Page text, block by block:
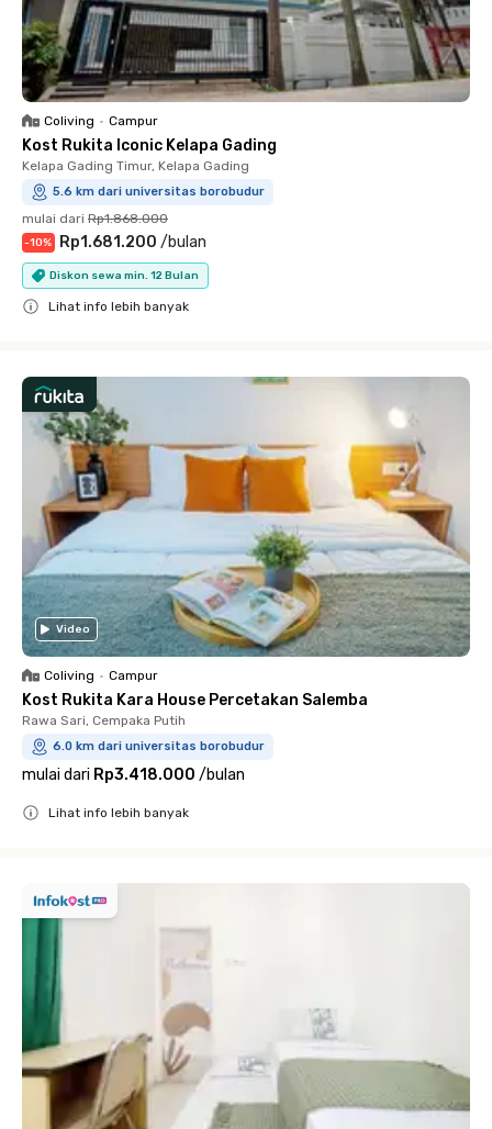
Coliving • Campur
Kost Rukita Iconic Kelapa Gading
Kelapa Gading Timur, Kelapa Gading
5.6 km dari universitas borobudur
mulai dari Rp1.868.000
-10% Rp1.681.200 /bulan
Diskon sewa min. 12 Bulan
Lihat info lebih banyak
Video
Coliving • Campur
Kost Rukita Kara House Percetakan Salemba
Rawa Sari, Cempaka Putih
6.0 km dari universitas borobudur
mulai dari Rp3.418.000 /bulan
Lihat info lebih banyak